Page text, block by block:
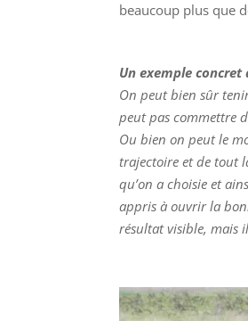
beaucoup plus que
Un exemple
On peut bien sûr
peut pas commettre
Ou bien on peut le
trajectoire et de tout
qu’on a choisie et
appris à ouvrir la
résultat visible, mais